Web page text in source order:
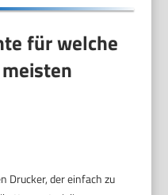
für welche
Drucker, der einfach zu